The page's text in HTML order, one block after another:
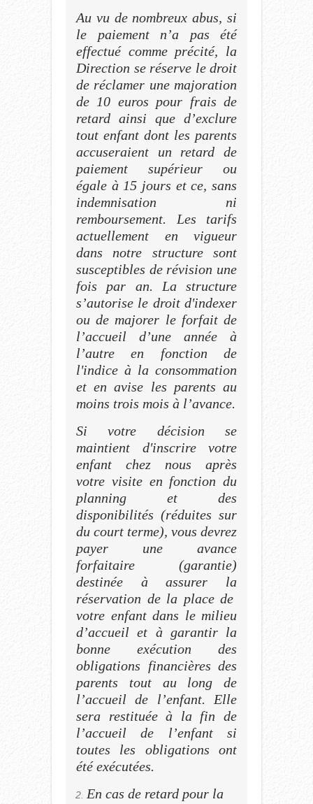
Au vu de nombreux abus, si
le paiement n’a pas été
effectué comme précité, la
Direction se réserve le droit
de réclamer une majoration
de 10 euros pour frais de
retard ainsi que d’exclure
tout enfant dont les parents
accuseraient un retard de
paiement supérieur ou
égale à 15 jours et ce, sans
indemnisation ni
remboursement. Les tarifs
actuellement en vigueur
dans notre structure sont
susceptibles de révision une
fois par an. La structure
s’autorise le droit d'indexer
ou de majorer le forfait de
l’accueil d’une année à
l’autre en fonction de
l'indice à la consommation
et en avise les parents au
moins trois mois à l’avance.
Si votre décision se
maintient d'inscrire votre
enfant chez nous après
votre visite en fonction du
planning et des
disponibilités (réduites sur
du court terme), vous devrez
payer une avance
forfaitaire (garantie)
destinée à assurer la
réservation de la place de
votre enfant dans le milieu
d’accueil et à garantir la
bonne exécution des
obligations financières des
parents tout au long de
l’accueil de l’enfant. Elle
sera restituée à la fin de
l’accueil de l’enfant si
toutes les obligations ont
été exécutées.
En cas de retard pour la